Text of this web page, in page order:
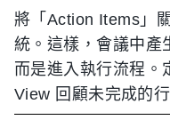
將「Action Items」
統。這樣，會議中產
而是進入執行流程
View 回顧未完成的